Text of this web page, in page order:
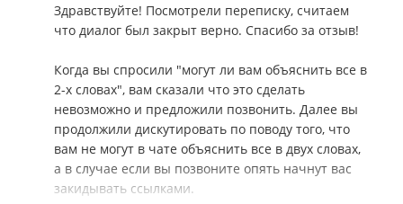
Здравствуйте! Посмотрели переписку, считаем
что диалог был закрыт верно. Спасибо за отзыв!
Когда вы спросили "могут ли вам объяснить все в
2-х словах", вам сказали что это сделать
невозможно и предложили позвонить. Далее вы
продолжили дискутировать по поводу того, что
вам не могут в чате объяснить все в двух словах,
а в случае если вы позвоните опять начнут вас
закидывать ссылками.